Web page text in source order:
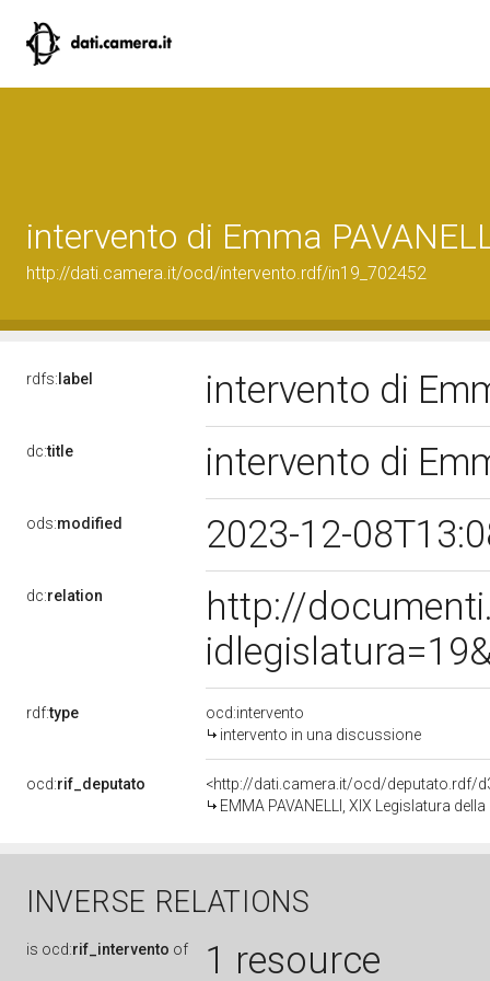
intervento di Emma
http://dati.camera.it/ocd/intervento.rdf/in19_702452
rdfs: label intervento di
dc:title intervento di
ods:modified 2023-12-
dc:relation
http://
rdf:type
ocd:intervento
intervento in una discussione
ocd:rif_deputato
<http://dati.camera.it/ocd/deputato.rdf/
EMMA PAVANELLI, XIX Legislatura
INVERSE RELATIONS
is ocd:rif_intervento of 1 resource